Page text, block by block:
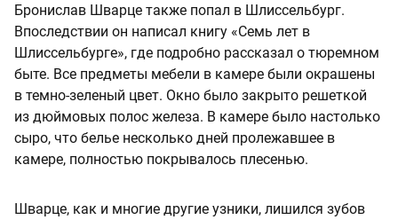
Бронислав Шварце также попал в Шлиссельбург.
Впоследствии он написал книгу «Семь лет в
Шлиссельбурге», где подробно рассказал о тюремном
быте. Все предметы мебели в камере были окрашены
в темно-зеленый цвет. Окно было закрыто решеткой
из дюймовых полос железа. В камере было настолько
сыро, что белье несколько дней пролежавшее в
камере, полностью покрывалось плесенью.
Шварце, как и многие другие узники, лишился зубов